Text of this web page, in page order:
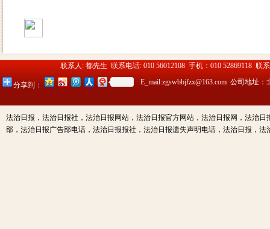
联系人: 都先生 联系电话: 010 56012108 手机：010 52869118 联
E_mail:zgswbbjfzx@163.com 公司地址
分享到：
法治日报，法治日报社，法治日报网站，法治日报官方网站，法治日报网，法治
部，法治日报广告部电话，法治日报报社，法治日报遗失声明电话，法治日报，法